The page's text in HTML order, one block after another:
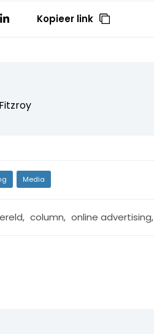
Kopieer link
Fitzroy
Media
, column, online advertising,